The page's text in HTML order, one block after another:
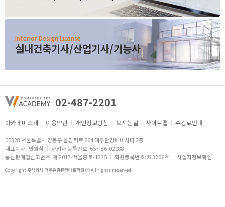
Interior Design License
실내건축기사/산업기사/기능사
02-487-2201
아카데미소개 이용약관 개인정보방침 오시는길 사이트맵 수강료안내
05328 서울특별시 강동구 올림픽로 664 대우한강베네시티 2층
대표이사 : 민원식
사업자 등록번호: 657-86-02088
통신판매업신고번호: 제 2017-서울종로-1335
학원등록번호: 제3206호 사업자정보확인
Copyright 주식회사 더블유컴퓨터아트학원 ⓒ All rights reserved.